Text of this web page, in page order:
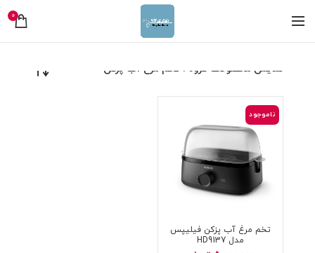
0
نمایش محصولات گروه : تخم مرغ آب پزکن
ناموجود
تخم مرغ آب پزکن فیلیپس
مدل HD9137